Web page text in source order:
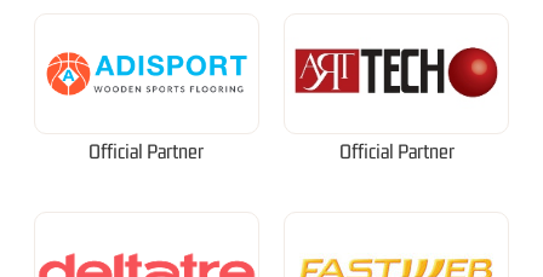
Official Partner Official Partner